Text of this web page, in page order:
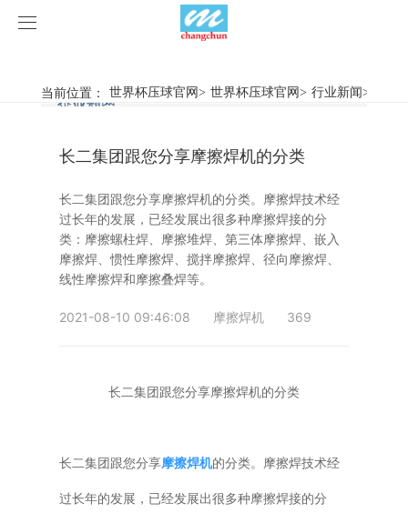
世界杯压球官网
旋弧焊机
摩擦焊机
惯性摩擦焊机
简易数控铣床
产品视频
世界杯压球官网
行业新闻
案例展示
世界杯压球官网-世界杯(中国)
当前位置： 世界杯压球官网> 世界杯压球官网> 行业新闻>
行业新闻
企业动态
长二集团跟您分享摩擦焊机的分类
长二集团跟您分享摩擦焊机的分类。摩擦焊技术经
过长年的发展，已经发展出很多种摩擦焊接的分
类：摩擦螺柱焊、摩擦堆焊、第三体摩擦焊、嵌入
摩擦焊、惯性摩擦焊、搅拌摩擦焊、径向摩擦焊、
线性摩擦焊和摩擦叠焊等。
2021-08-10 09:46:08 摩擦焊机 369
长二集团跟您分享摩擦焊机的分类
长二集团跟您分享摩擦焊机的分类。摩擦焊技术经
过长年的发展，已经发展出很多种摩擦焊接的分